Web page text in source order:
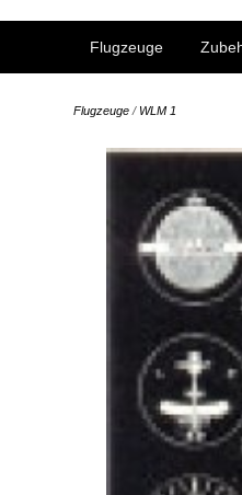
Flugzeuge
Flugzeuge / WLM 1